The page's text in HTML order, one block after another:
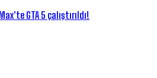
GTA 5 çalıştırıldı!